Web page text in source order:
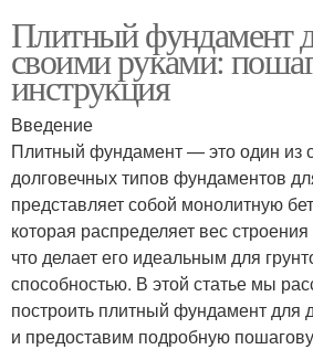
Плитный фундамент
своими руками:
инструкция
Введение
Плитный фундамент — это один из
долговечных типов фундаментов
представляет собой монолитную
которая распределяет вес
что делает его идеальным для
способностью. В этой статье мы
построить плитный фундамент для
и предоставим подробную